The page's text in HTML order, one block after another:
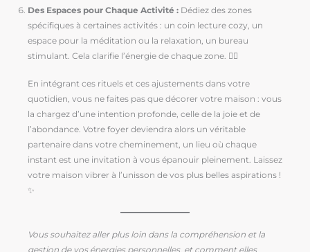
Des Espaces pour Chaque Activité : Dédiez des zones
spécifiques à certaines activités : un coin lecture cozy, un
espace pour la méditation ou la relaxation, un bureau
stimulant. Cela clarifie l’énergie de chaque zone. 🧘‍♀️
En intégrant ces rituels et ces ajustements dans votre
quotidien, vous ne faites pas que décorer votre maison : vous
la chargez d’une intention profonde, celle de la joie et de
l’abondance. Votre foyer deviendra alors un véritable
partenaire dans votre cheminement, un lieu où chaque
instant est une invitation à vous épanouir pleinement. Laissez
votre maison vibrer à l’unisson de vos plus belles aspirations !
✨
Vous souhaitez aller plus loin dans la compréhension et la
gestion de vos énergies personnelles, et comment elles